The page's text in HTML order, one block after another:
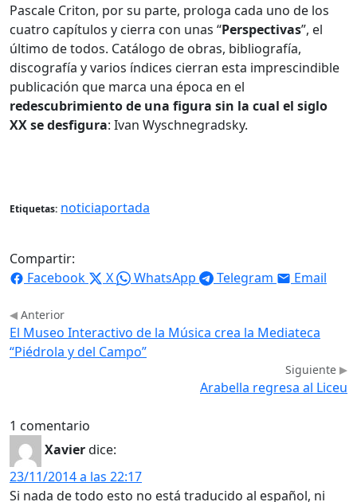
Pascale Criton, por su parte, prologa cada uno de los
cuatro capítulos y cierra con unas “Perspectivas”, el
último de todos. Catálogo de obras, bibliografía,
discografía y varios índices cierran esta imprescindible
publicación que marca una época en el
redescubrimiento de una figura sin la cual el siglo
XX se desfigura: Ivan Wyschnegradsky.
Etiquetas: noticiaportada
Compartir:
Facebook
X WhatsApp Telegram Email
Anterior
El Museo Interactivo de la Música crea la Mediateca
“Piédrola y del Campo”
Siguiente
Arabella regresa al Liceu
1 comentario
Xavierdice:
23/11/2014 a las 22:17
Si nada de todo esto no está traducido al español, ni